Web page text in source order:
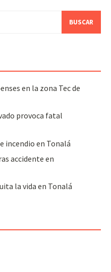
en la zona Tec de
provoca fatal
incendio en Tonalá
accidente en
la vida en Tonalá